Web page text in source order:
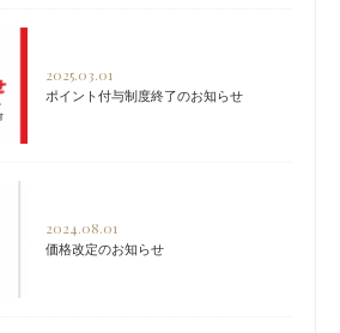
2025.03.01
ポイント付与制度終了のお知らせ
2024.08.01
価格改定のお知らせ